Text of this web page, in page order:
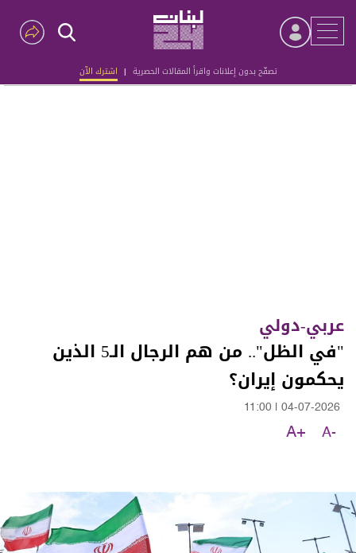
تصفّح بدون إعلانات واقرأ المقالات الحصرية | اشترك الآن
Advertisement
عربي-دولي
"في الظل".. من هم الرجال الـ5 الذين
يحكمون إيران؟
04-07-2026
11:00
A-
A+